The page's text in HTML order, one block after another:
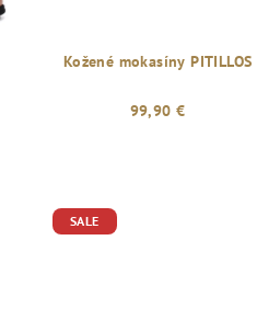
Kožené mokasíny PITILLOS
99,90 €
SALE